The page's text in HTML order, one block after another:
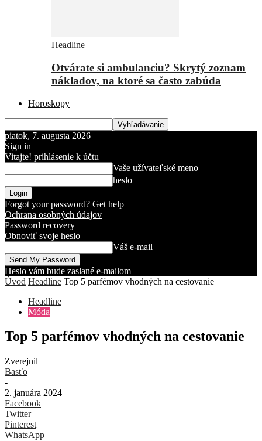
Headline
Otvárate si ambulanciu? Skrytý zoznam
nákladov, na ktoré sa často zabúda
Horoskopy
piatok, 7. augusta 2026
Sign in
Vitajte! prihlásenie k účtu
Vaše užívateľské meno
heslo
Forgot your password? Get help
Ochrana osobných údajov
Password recovery
Obnoviť svoje heslo
Váš e-mail
Heslo vám bude zaslané e-mailom
Úvod Headline Top 5 parfémov vhodných na cestovanie
Headline
Móda
Top 5 parfémov vhodných na cestovanie
Zverejnil
Basťo
-
2. januára 2024
Facebook
Twitter
Pinterest
WhatsApp